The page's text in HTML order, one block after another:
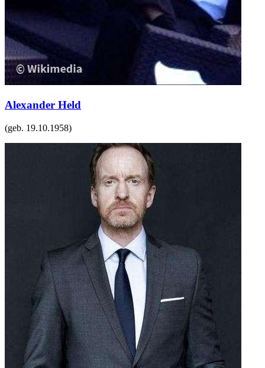
Alexander Held
(geb. 19.10.1958)